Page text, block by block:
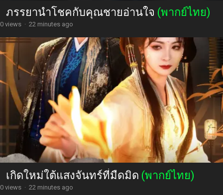
ภรรยานำโชคกับคุณชายอ่านใจ (พากย์ไทย)
0 views · 22 minutes ago
เกิดใหม่ใต้แสงจันทร์ที่มืดมิด (พากย์ไทย)
0 views · 22 minutes ago